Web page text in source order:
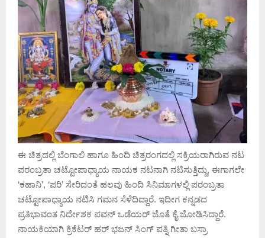
ಈ ಚಿತ್ರದಲ್ಲಿ ಬೆಂಗಾಲಿ ಹಾಗೂ ಹಿಂದಿ ಚಿತ್ರರಂಗದಲ್ಲಿ ಸಕ್ರಿಯರಾಗಿರುವ ನಟ
ಪರಂಬ್ರತಾ ಚಟ್ಟೋಪಾಧ್ಯಾಯ ನಾಯಕ ನಟನಾಗಿ ನಟಿಸುತ್ತಿದ್ದು, ಈಗಾಗಲೇ
‘ಕಹಾನಿ’, ‘ಪರಿ’ ಸೇರಿದಂತೆ ಹಲವು ಹಿಂದಿ ಸಿನಿಮಾಗಳಲ್ಲಿ ಪರಂಬ್ರತಾ
ಚಟ್ಟೋಪಾಧ್ಯಾಯ ನಟಿಸಿ ಗಮನ ಸೆಳೆದಿದ್ದಾರೆ. ಇದೀಗ ಕನ್ನಡದ
ಪ್ರತಿಭಾವಂತ ನಿರ್ದೇಶಕ ಪವನ್ ಒಡೆಯರ್ ಜೊತೆ ಕೈ ಜೋಡಿಸಿದ್ದಾರೆ.
ನಾಯಕಿಯಾಗಿ ಕ್ರಿಕೆಟರ್ ಹರ್ ಭಜನ್ ಸಿಂಗ್ ಪತ್ನಿ ಗೀತಾ ಬಸ್ರಾ